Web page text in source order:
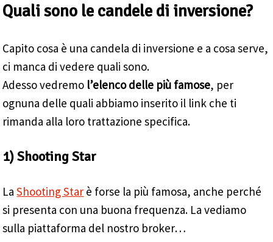
Quali sono le candele di inversione?
Capito cosa è una candela di inversione e a cosa serve,
ci manca di vedere quali sono.
Adesso vedremo l’elenco delle più famose, per
ognuna delle quali abbiamo inserito il link che ti
rimanda alla loro trattazione specifica.
1) Shooting Star
LaShooting Star è forse la più famosa, anche perché
si presenta con una buona frequenza. La vediamo
sulla piattaforma del nostro broker…